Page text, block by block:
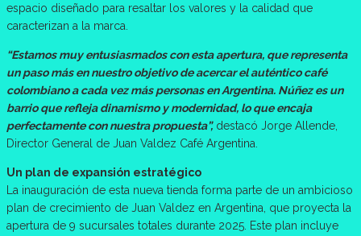
espacio diseñado para resaltar los valores y la calidad que
caracterizan a la marca.
“Estamos muy entusiasmados con esta apertura, que representa
un paso más en nuestro objetivo de acercar el auténtico café
colombiano a cada vez más personas en Argentina. Núñez es un
barrio que refleja dinamismo y modernidad, lo que encaja
perfectamente con nuestra propuesta”,destacó Jorge Allende,
Director General de Juan Valdez Café Argentina.
Un plan de expansión estratégico
La inauguración de esta nueva tienda forma parte de un ambicioso
plan de crecimiento de Juan Valdez en Argentina, que proyecta la
apertura de 9 sucursales totales durante 2025. Este plan incluye